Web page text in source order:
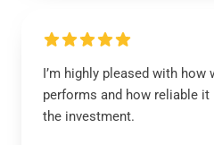
I’m highly pleased with
performs and how reliable it
the investment.